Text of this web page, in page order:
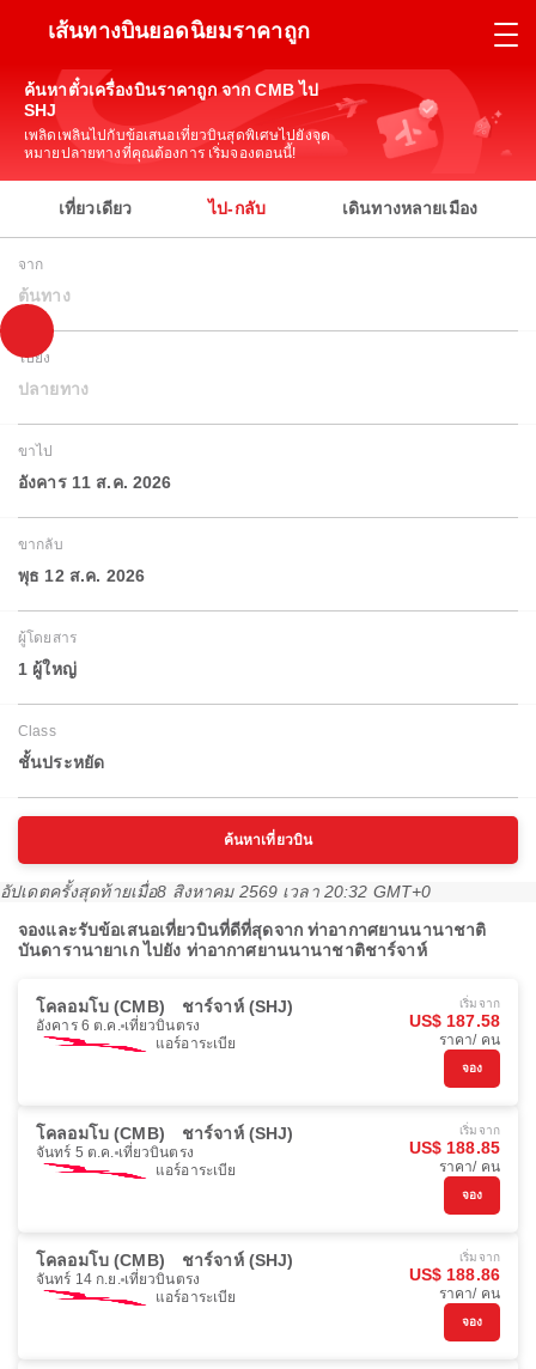
เส้นทางบินยอดนิยมราคาถูก
ค้นหาตั๋วเครื่องบินราคาถูก จาก CMB ไป
SHJ
เพลิดเพลินไปกับข้อเสนอเที่ยวบินสุดพิเศษไปยังจุด
หมายปลายทางที่คุณต้องการ เริ่มจองตอนนี้!
เที่ยวเดียว ไป-กลับ เดินทางหลายเมือง
จาก
ต้นทาง
ไปยัง
ปลายทาง
ขาไป
อังคาร 11 ส.ค. 2026
ขากลับ
พุธ 12 ส.ค. 2026
ผู้โดยสาร
1 ผู้ใหญ่
Class
ชั้นประหยัด
ค้นหาเที่ยวบิน
อัปเดตครั้งสุดท้ายเมื่อ8 สิงหาคม 2569 เวลา 20:32 GMT+0
จองและรับข้อเสนอเที่ยวบินที่ดีที่สุดจาก ท่าอากาศยานนานาชาติ
บันดารานายาเก ไปยัง ท่าอากาศยานนานาชาติชาร์จาห์
โคลอมโบ (CMB) ชาร์จาห์ (SHJ)
อังคาร 6 ต.ค. เที่ยวบินตรง
แอร์อาระเบีย
เริ่มจาก
US$ 187.58
ราคา/ คน
จอง
โคลอมโบ (CMB) ชาร์จาห์ (SHJ)
จันทร์ 5 ต.ค. เที่ยวบินตรง
แอร์อาระเบีย
เริ่มจาก
US$ 188.85
ราคา/ คน
จอง
โคลอมโบ (CMB) ชาร์จาห์ (SHJ)
จันทร์ 14 ก.ย. เที่ยวบินตรง
แอร์อาระเบีย
เริ่มจาก
US$ 188.86
ราคา/ คน
จอง